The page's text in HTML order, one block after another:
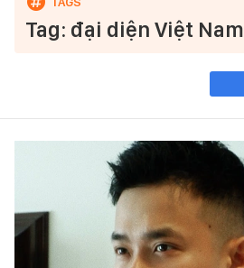
Tag: đại diện Việt Nam